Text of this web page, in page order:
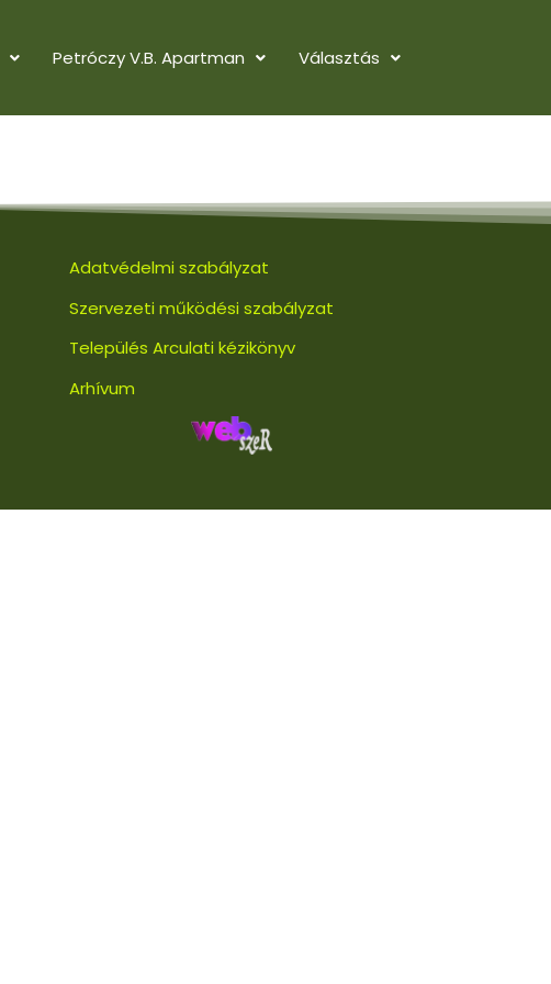
Petróczy V.B. Apartman Választás
Adatvédelmi szabályzat
Szervezeti működési szabályzat
Település Arculati kézikönyv
Arhívum